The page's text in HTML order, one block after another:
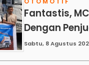
Fantastis,
Dengan
Sabtu, 8 Agustus